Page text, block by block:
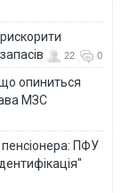
22 0
опиниться
МЗС
пенсіонера: ПФУ